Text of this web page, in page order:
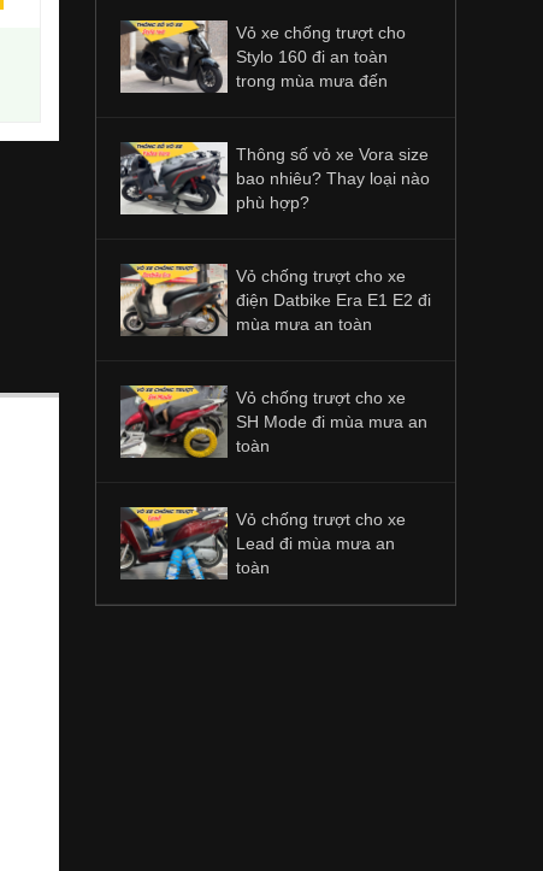
Vỏ xe chống trượt cho
Stylo 160 đi an toàn
trong mùa mưa đến
Thông số vỏ xe Vora size
bao nhiêu? Thay loại nào
phù hợp?
Vỏ chống trượt cho xe
điện Datbike Era E1 E2 đi
mùa mưa an toàn
Vỏ chống trượt cho xe
SH Mode đi mùa mưa an
toàn
Vỏ chống trượt cho xe
Lead đi mùa mưa an
toàn